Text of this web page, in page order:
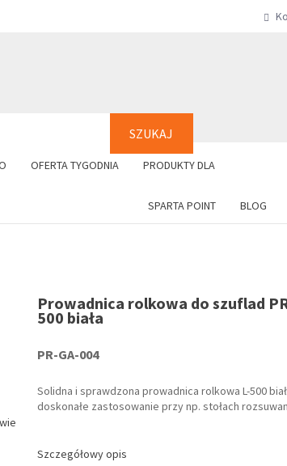
SZUKAJ
OFERTA TYGODNIA PRODUKTY DLA
SPARTA POINT BLOG
+48 61
Prowadnica rolkowa do szuflad
500 biała
PR-GA-004
Solidna i sprawdzona prowadnica rolkowa L-500
doskonałe zastosowanie przy np. stołach
Szczegółowy opis